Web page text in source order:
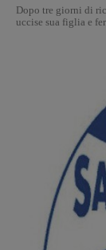
Dopo tre giorni di
uccise sua figlia e